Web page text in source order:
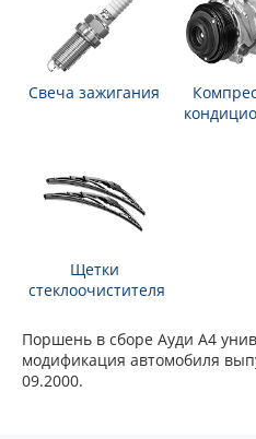
Свеча зажигания
Щетки
стеклоочистителя
Поршень в сборе Ауди А4
модификация автомобиля
09.2000.